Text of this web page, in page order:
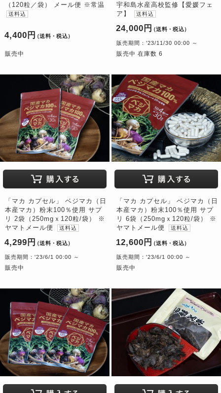
（120粒／袋） メール便 ※常温
送料込
4,400円 （送料・税込）
販売中
宇和島水産高校監修【愛媛フェ
ア】
送料込
24,000円 （送料・税込）
販売期間：'23/11/30 00:00 ～
販売中 在庫数 6
「マカ カプセル」 ベジマカ（日
本産マカ）粉末100％使用 サプ
リ 2袋（250mgｘ120粒/袋） ※
ヤマトメール便
送料込
4,299円 （送料・税込）
販売期間：'23/6/1 00:00 ～
販売中
「マカ カプセル」 ベジマカ（日
本産マカ）粉末100％使用 サプ
リ 6袋（250mgｘ120粒/袋） ※
ヤマトメール便
送料込
12,600円 （送料・税込）
販売期間：'23/6/1 00:00 ～
販売中